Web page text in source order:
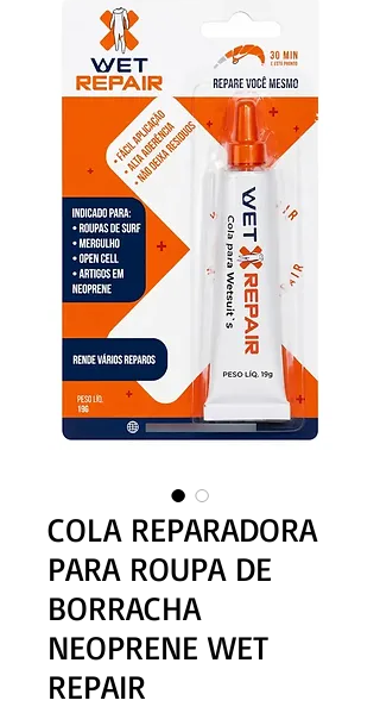
COLA REPARADORA
PARA ROUPA DE
BORRACHA
NEOPRENE WET
REPAIR